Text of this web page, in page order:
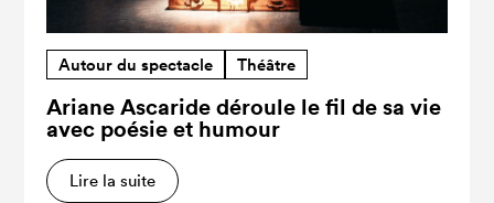
Autour du spectacle Théâtre
Ariane Ascaride déroule le fil de sa vie
avec poésie et humour
Lire la suite